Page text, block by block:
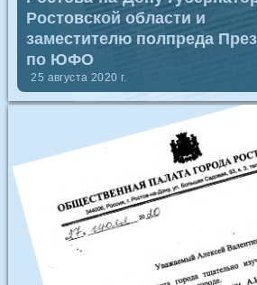
Ростовской области и
заместителю полпреда
по ЮФО
25 августа 2020 г.